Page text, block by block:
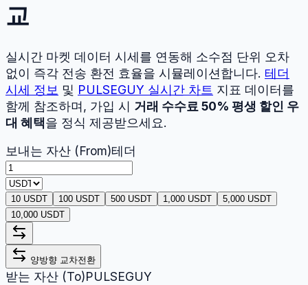
교
실시간 마켓 데이터 시세를 연동해 소수점 단위 오차
없이 즉각 전송 환전 효율을 시뮬레이션합니다. 테더
시세 정보 및 PULSEGUY 실시간 차트 지표 데이터를
함께 참조하며, 가입 시 거래 수수료 50% 평생 할인 우
대 혜택을 정식 제공받으세요.
보내는 자산 (From)테더
10 USDT 100 USDT 500 USDT 1,000 USDT
5,000 USDT
10,000 USDT
양방향 교차전환
받는 자산 (To)PULSEGUY